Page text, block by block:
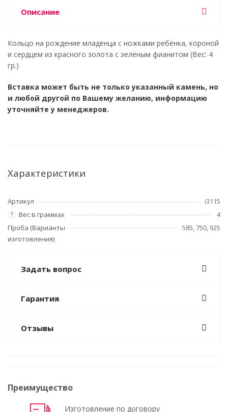
Описание
Кольцо на рождение младенца с ножками ребёнка, короной
и сердцем из красного золота с зелёным фианитом (Вес: 4
гр.)
Вставка может быть не только указанный камень, но
и любой другой по Вашему желанию, информацию
уточняйте у менеджеров.
Характеристики
Артикул i3115
? Вес в граммах
4
Проба (Варианты
изготовления)
585, 750, 925
Задать вопрос
Гарантия
Отзывы
Преимущество
Изготовление по договору